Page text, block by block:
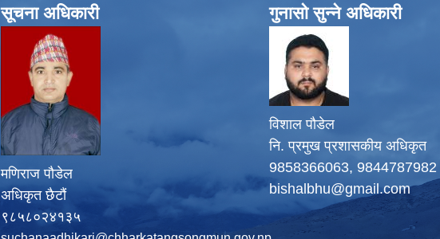
सूचना अधिकारी
मणिराज पौडेल
अधिकृत छैटौं
९८५८०२४१३५
गुनासो सुन्ने अधिकारी
विशाल पौडेल
नि. प्रमुख प्रशासकीय अधिकृत
9858366063, 9844787982
bishalbhu@gmail.com